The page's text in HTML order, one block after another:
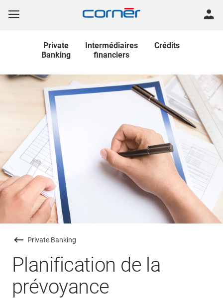
Private
Banking
Intermédiaires
financiers
Crédits
Private Banking
Planification de la
prévoyance